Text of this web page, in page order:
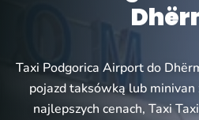
Taxi Podgorica Airport do
pojazd taksówką lub
najlepszych cenach, Taxi